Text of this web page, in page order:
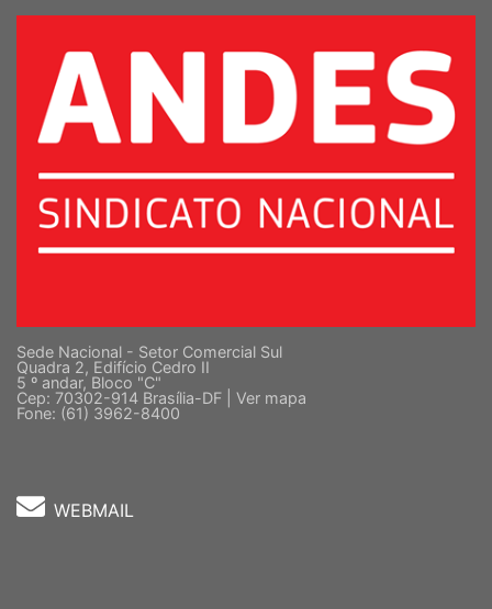
Sede Nacional - Setor Comercial Sul
Quadra 2, Edifício Cedro II
5 º andar, Bloco "C"
Cep: 70302-914 Brasília-DF | Ver mapa
Fone: (61) 3962-8400
WEBMAIL